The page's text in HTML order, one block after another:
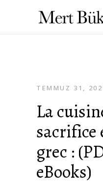
TEMMUZ 31,
La
sacrifice
grec :
eBooks)